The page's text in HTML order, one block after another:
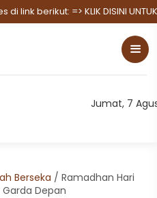
UNTUK BERDONASI||---|| Mari
Jumat, 7
Berseka / Ramadhan Hari
Garda Depan